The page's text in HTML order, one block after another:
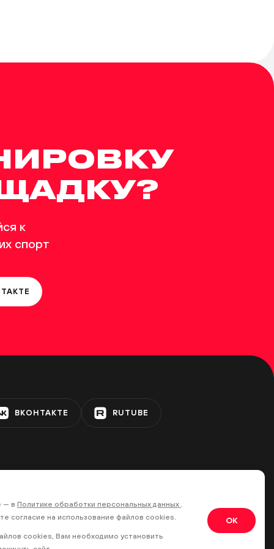
к
спорт
ВКОНТАКТЕ RUTUBE
— в Политике обработки персональных данных .
согласие на использование файлов cookies.
cookies, Вам необходимо установить
OK